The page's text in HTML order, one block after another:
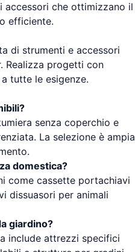
accessori che ottimizzano il
efficiente.
di strumenti e accessori
Realizza progetti con
tutte le esigenze.
senza coperchio e
La selezione è ampia
domestica?
come cassette portachiavi
dissuasori per animali
giardino?
include attrezzi specifici